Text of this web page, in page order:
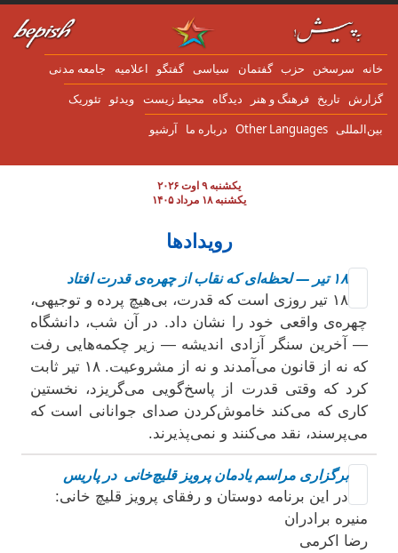
به محتوای اصلی
سرسخن حزب گفتمان سياسی گفتگو اعلاميه جامعه مدنی
تاریخ فرهنگ و هنر دیدگاه محیط زیست ویدئو تئوریک
Other Languages درباره ما آرشیو
یکشنبه ۹ اوت ۲۰۲۶
یکشنبه ۱۸ مرداد ۱۴۰۵
رویدادها
۱۸ تیر روزی است که قدرت، بی‌هیچ پرده و توجیهی،
چهره‌ی واقعی خود را نشان داد. در آن شب، دانشگاه
— آخرین سنگر آزادی اندیشه — زیر چکمه‌هایی رفت
که نه از قانون می‌آمدند و نه از مشروعیت. ۱۸ تیر ثابت
کرد که وقتی قدرت از پاسخ‌گویی می‌گریزد، نخستین
کاری که می‌کند خاموش‌کردن صدای جوانانی است که
می‌پرسند، نقد می‌کنند و نمی‌پذیرند.
برگزاری مراسم یادمان پرویز قلیچ‌خانی در پاریس
در این برنامه دوستان و رفقای پرویز قلیچ خانی:
منیره برادران
رضا اکرمی